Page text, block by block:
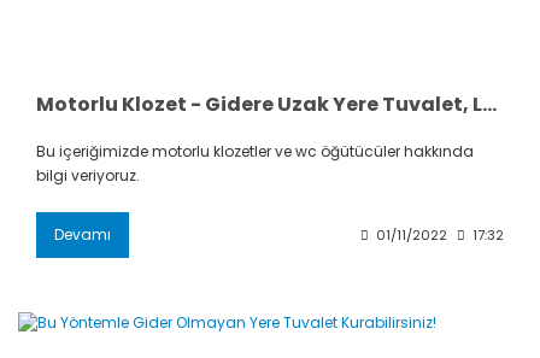
Motorlu Klozet - Gidere Uzak Yere Tuvalet, Lavabo ve Duş
Bu içeriğimizde motorlu klozetler ve wc öğütücüler hakkında
bilgi veriyoruz.
Devamı 01/11/2022 17:32